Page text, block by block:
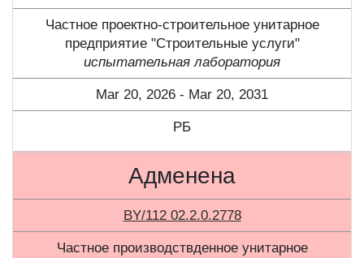
Частное проектно-строительное унитарное
предприятие "Строительные услуги"
испытательная лаборатория
Mar 20, 2026 - Mar 20, 2031
РБ
Адменена
BY/112 02.2.0.2778
Частное производствденное унитарное